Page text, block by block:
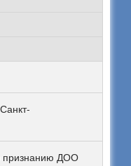
признанию ДОО